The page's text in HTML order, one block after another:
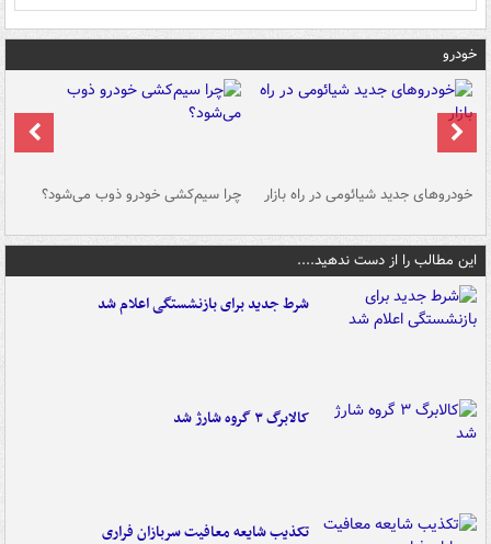
خودرو
خودروهای جدید شیائومی در راه بازار چرا سیم‌کشی خودرو ذوب می‌شود؟
این مطالب را از دست ندهید....
شرط جدید برای بازنشستگی اعلام شد
کالابرگ ۳ گروه شارژ شد
تکذیب شایعه معافیت سربازان فراری